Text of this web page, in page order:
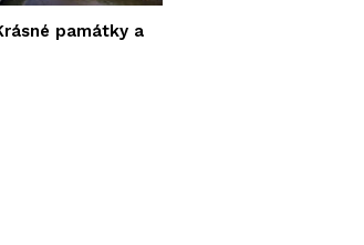
památky a